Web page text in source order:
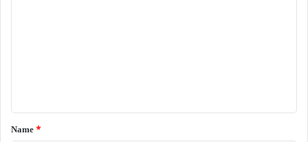
*
Name *